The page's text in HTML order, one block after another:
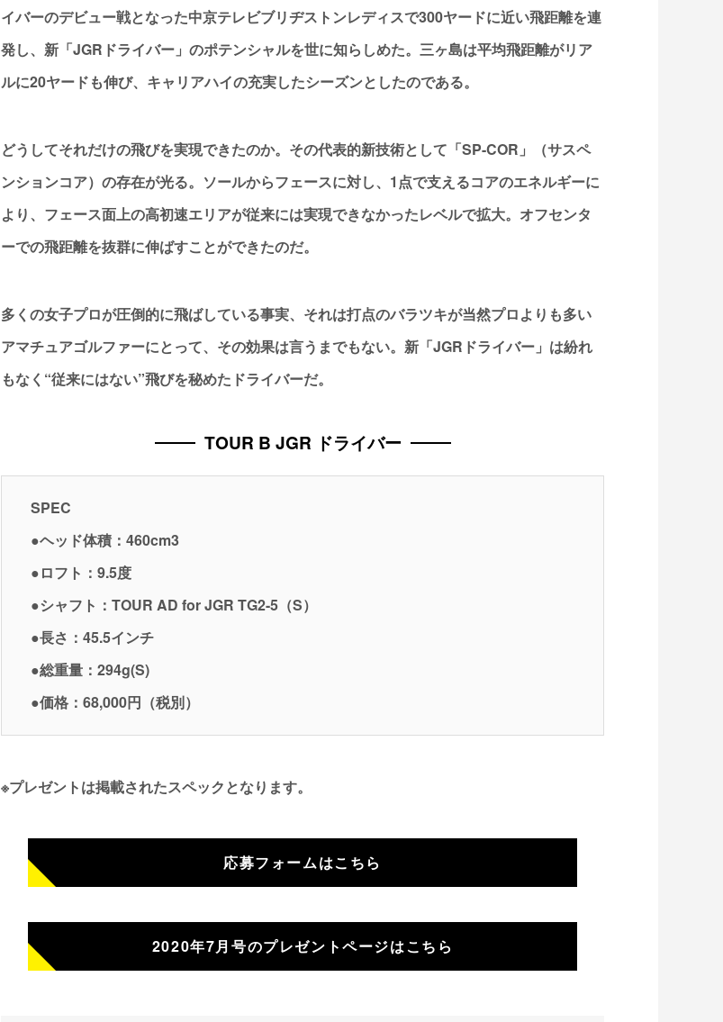
イバーのデビュー戦となった中京テレビブリヂストンレディスで300ヤードに近い飛距離を連
発し、新「JGRドライバー」のポテンシャルを世に知らしめた。三ヶ島は平均飛距離がリア
ルに20ヤードも伸び、キャリアハイの充実したシーズンとしたのである。
どうしてそれだけの飛びを実現できたのか。その代表的新技術として「SP-COR」（サスペ
ンションコア）の存在が光る。ソールからフェースに対し、1点で支えるコアのエネルギーに
より、フェース面上の高初速エリアが従来には実現できなかったレベルで拡大。オフセンタ
ーでの飛距離を抜群に伸ばすことができたのだ。
多くの女子プロが圧倒的に飛ばしている事実、それは打点のバラツキが当然プロよりも多い
アマチュアゴルファーにとって、その効果は言うまでもない。新「JGRドライバー」は紛れ
もなく“従来にはない”飛びを秘めたドライバーだ。
TOUR B JGR ドライバー
SPEC
●ヘッド体積：460cm3
●ロフト：9.5度
●シャフト：TOUR AD for JGR TG2-5（S）
●長さ：45.5インチ
●総重量：294g(S)
●価格：68,000円（税別）
※プレゼントは掲載されたスペックとなります。
応募フォームはこちら
2020年7月号のプレゼントページはこちら